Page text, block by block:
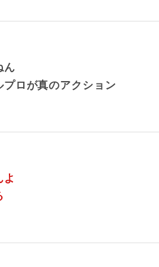
ん
ロが真のアクション